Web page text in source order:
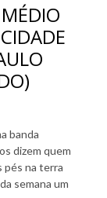
banda
dizem quem
pés na terra
semana um